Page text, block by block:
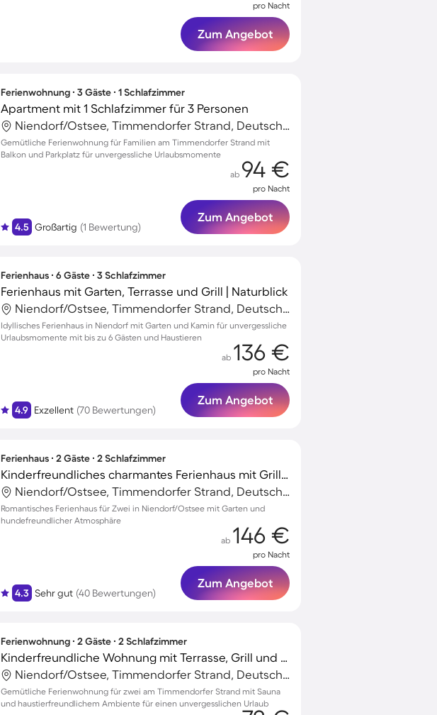
pro Nacht
Zum Angebot
Ferienwohnung ∙ 3 Gäste ∙ 1 Schlafzimmer
Apartment mit 1 Schlafzimmer für 3 Personen
Niendorf/Ostsee, Timmendorfer Strand, Deutschland
Gemütliche Ferienwohnung für Familien am Timmendorfer Strand mit
Balkon und Parkplatz für unvergessliche Urlaubsmomente
4.5 Großartig (1 Bewertung)
ab 94 €
pro Nacht
Zum Angebot
Ferienhaus ∙ 6 Gäste ∙ 3 Schlafzimmer
Ferienhaus mit Garten, Terrasse und Grill | Naturblick
Niendorf/Ostsee, Timmendorfer Strand, Deutschland
Idyllisches Ferienhaus in Niendorf mit Garten und Kamin für unvergessliche
Urlaubsmomente mit bis zu 6 Gästen und Haustieren
4.9 Exzellent (70 Bewertungen)
ab 136 €
pro Nacht
Zum Angebot
Ferienhaus ∙ 2 Gäste ∙ 2 Schlafzimmer
Kinderfreundliches charmantes Ferienhaus mit Grill und Garten | Nah am Strand | Haustiere erlaubt
Niendorf/Ostsee, Timmendorfer Strand, Deutschland
Romantisches Ferienhaus für Zwei in Niendorf/Ostsee mit Garten und
hundefreundlicher Atmosphäre
4.3 Sehr gut (40 Bewertungen)
ab 146 €
pro Nacht
Zum Angebot
Ferienwohnung ∙ 2 Gäste ∙ 2 Schlafzimmer
Kinderfreundliche Wohnung mit Terrasse, Grill und Sauna | Haustierfreundlich
Niendorf/Ostsee, Timmendorfer Strand, Deutschland
Gemütliche Ferienwohnung für zwei am Timmendorfer Strand mit Sauna
und haustierfreundlichem Ambiente für einen unvergesslichen Urlaub